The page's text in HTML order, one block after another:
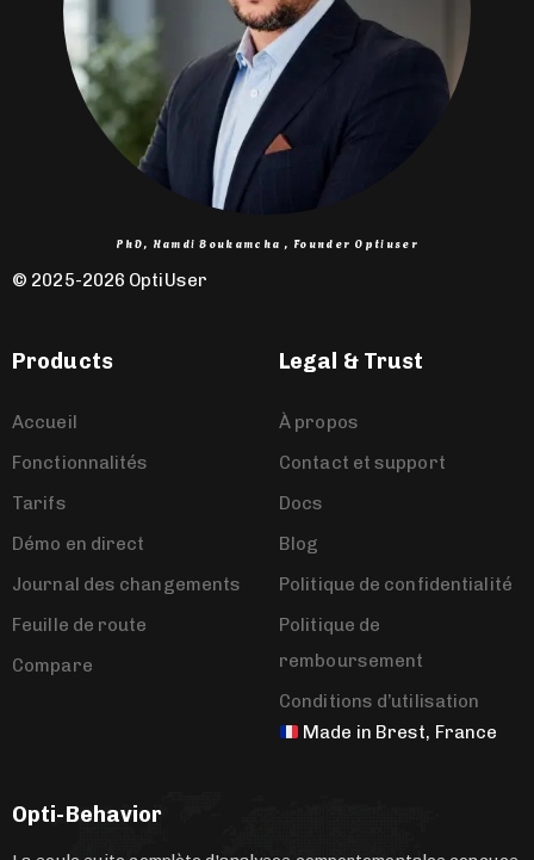
PhD, Hamdi Boukamcha , Founder Optiuser
© 2025-2026 OptiUser ​
Products
Accueil
Fonctionnalités
Tarifs
Démo en direct
Journal des changements
Feuille de route
Compare
Legal & Trust
À propos
Contact et support
Docs
Blog
Politique de confidentialité
Politique de
remboursement
Conditions d’utilisation
Made in Brest, France
Opti-Behavior